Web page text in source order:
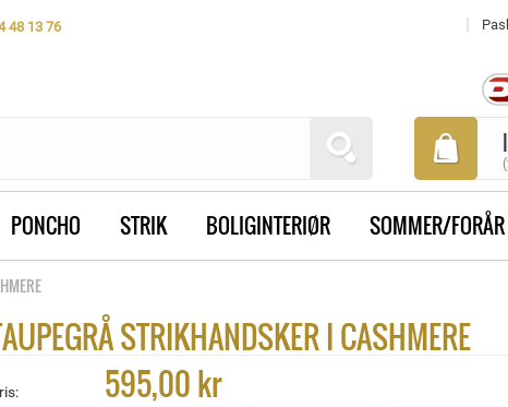
48 13 76
PONCHO STRIK BOLIGINTERIØR SOMMER/FORÅR
STRIKHANDSKER I CASHMERE
595,00 kr